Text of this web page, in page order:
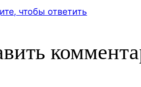
чтобы ответить